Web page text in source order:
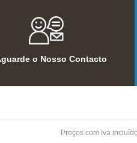
o Nosso Contacto
Preços com Iva